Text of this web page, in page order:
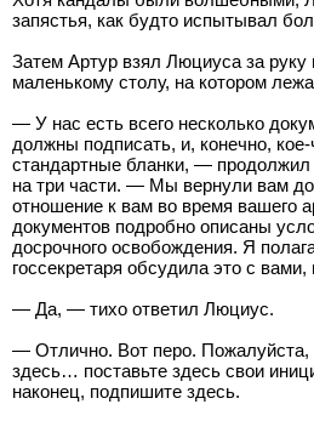
запястья, как будто испытывал
Затем Артур взял Люциуса за руку
маленькому столу, на котором
— У нас есть всего несколько
должны подписать, и, конечно,
стандартные бланки, — продолжил
на три части. — Мы вернули вам
отношение к вам во время вашего
документов подробно описаны
досрочного освобождения. Я
госсекретаря обсудила это с вами,
— Да, — тихо ответил Люциус.
— Отлично. Вот перо.
здесь… поставьте здесь свои
наконец, подпишите здесь.